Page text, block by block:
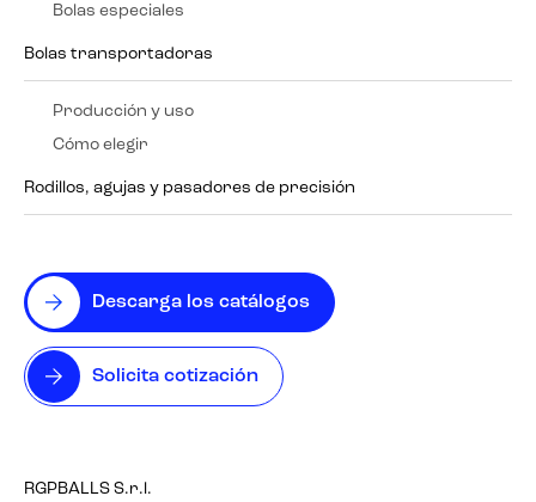
Descarga los catálogos
Solicita cotización
RGPBALLS S.r.l.
Bolas especiales
Bolas transportadoras
Producción y uso
Cómo elegir
Rodillos, agujas y pasadores de precisión